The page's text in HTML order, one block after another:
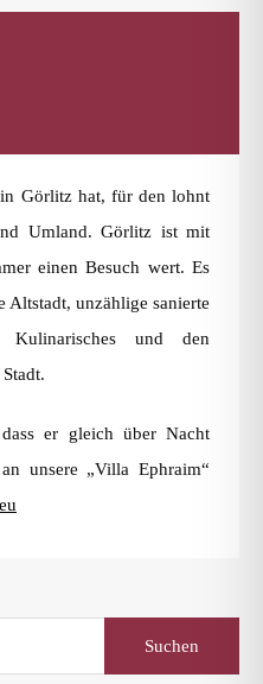
Görlitz hat, für den lohnt
Umland. Görlitz ist mit
einen Besuch wert. Es
Altstadt, unzählige sanierte
Kulinarisches und den
er gleich über Nacht
unsere „Villa Ephraim“